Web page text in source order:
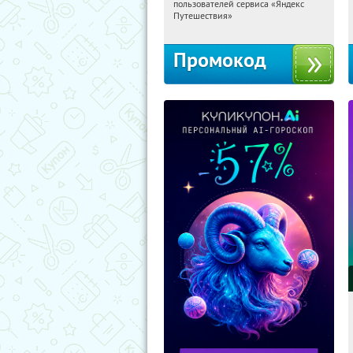
Россия
пользователей сервиса «Яндекс
Путешествия»
Промокод